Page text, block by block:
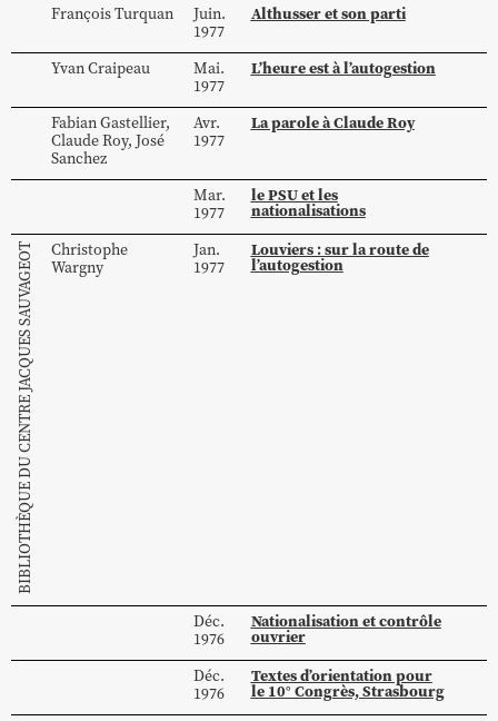
FrançoisTurquan
Juin.
1977
Althusser et son parti
YvanCraipeau
Mai.
1977
L’heure est à l’autogestion
FabianGastellier,
ClaudeRoy, José
Sanchez
Avr.
1977
La parole à Claude Roy
Mar.
1977
le PSU et les
nationalisations
BIBLIOTHÈQUE DU CENTRE JACQUES SAUVAGEOT
Christophe
Wargny
Jan.
1977
Louviers : sur la route de
l’autogestion
Déc.
1976
Nationalisation et contrôle
ouvrier
Déc.
1976
Textes d’orientation pour
le 10° Congrès, Strasbourg